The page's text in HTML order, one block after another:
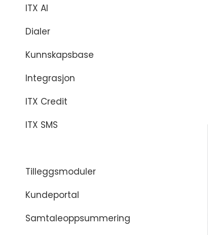
ITX AI
Dialer
Kunnskapsbase
Integrasjon
ITX Credit
ITX SMS
Tilleggsmoduler
Kundeportal
Samtaleoppsummering